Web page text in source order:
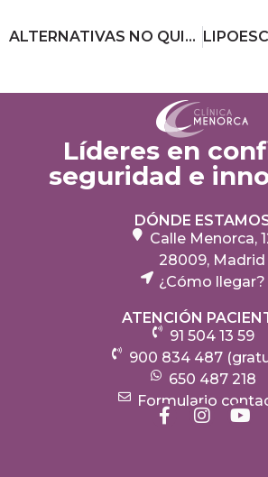
ALTERNATIVAS NO QUIRÚRGICAS A LIPOBARRIDO
Líderes en
seguridad e
DÓNDE
Calle Menorca,
28009, Madrid
¿Cómo llegar?
ATENCIÓN
91 504 13 59
900 834 487
650 487 218
Formulario